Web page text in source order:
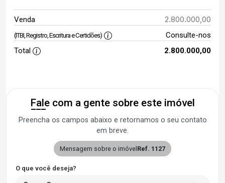
Venda 2.800.000,00
(ITBI, Registro, Escritura e Certidões)
Consulte-nos
Total
2.800.000,00
Fale com a gente sobre este imóvel
Preencha os campos abaixo e retornamos o seu contato
em breve.
Mensagem sobre o imóvel Ref. 1127
O que você deseja?